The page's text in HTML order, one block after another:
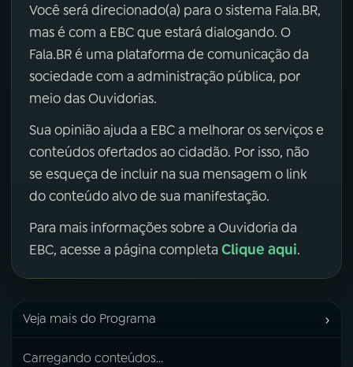
Você será direcionado(a) para o sistema Fala.BR,
mas é com a EBC que estará dialogando. O
Fala.BR é uma plataforma de comunicação da
sociedade com a administração pública, por
meio das Ouvidorias.
Sua opinião ajuda a EBC a melhorar os serviços e
conteúdos ofertados ao cidadão. Por isso, não
se esqueça de incluir na sua mensagem o link
do conteúdo alvo de sua manifestação.
Para mais informações sobre a Ouvidoria da
EBC, acesse a página completa Clique aqui.
Veja mais do Programa ›
Carregando conteúdos...